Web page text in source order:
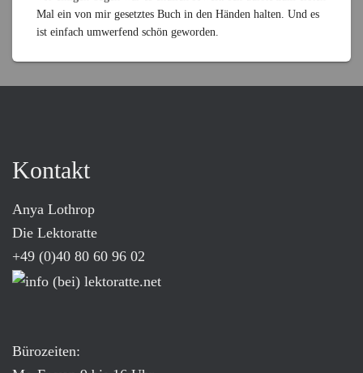
Mal ein von mir gesetztes Buch in den Händen halten. Und es
ist einfach umwerfend schön geworden.
Kontakt
Anya Lothrop
Die Lektoratte
+49 (0)40 80 60 96 02
Bürozeiten: